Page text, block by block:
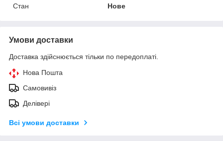
Стан
Нове
Умови доставки
Доставка здійснюється тільки по передоплаті.
Нова Пошта
Самовивіз
Делівері
Всі умови доставки